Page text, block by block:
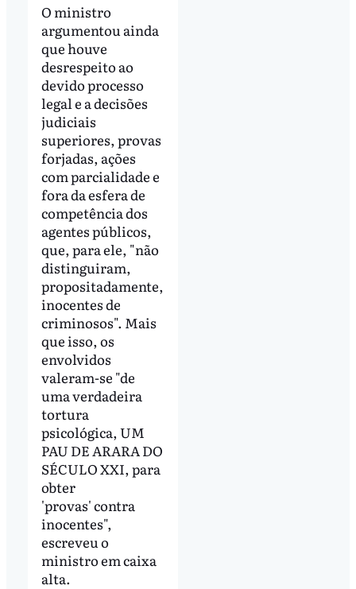
O ministro
argumentou ainda
que houve
desrespeito ao
devido processo
legal e a decisões
judiciais
superiores, provas
forjadas, ações
com parcialidade e
fora da esfera de
competência dos
agentes públicos,
que, para ele, "não
distinguiram,
propositadamente,
inocentes de
criminosos". Mais
que isso, os
envolvidos
valeram-se "de
uma verdadeira
tortura
psicológica, UM
PAU DE ARARA DO
SÉCULO XXI, para
obter
'provas' contra
inocentes",
escreveu o
ministro em caixa
alta.